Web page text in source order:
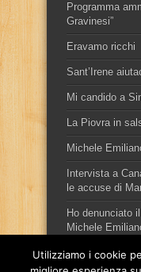
Programma
Gravinesi”
Eravamo ricchi
Sant’Irene
Mi candido a
La Piovra in
Michele
Intervista a
le accuse di
Ho denunciato
Michele
Utilizziamo i cookie